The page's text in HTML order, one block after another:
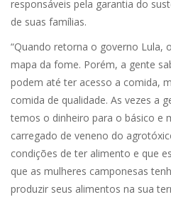
responsáveis pela garantia do
de suas famílias.
“Quando retorna o governo Lula,
mapa da fome. Porém, a gente
podem até ter acesso a comida,
comida de qualidade. As vezes a
temos o dinheiro para o básico e
carregado de veneno do
condições de ter alimento e que
que as mulheres camponesas
produzir seus alimentos na sua